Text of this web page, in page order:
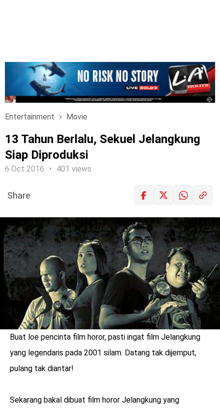
Entertainment Movie
13 Tahun Berlalu, Sekuel Jelangkung
Siap Diproduksi
6 Oct 2016 401 views
LOGIN
Share
Buat loe pencinta film horor, pasti ingat film Jelangkung
yang legendaris pada 2001 silam. Datang tak dijemput,
pulang tak diantar!
Sekarang bakal dibuat film horor Jelangkung yang